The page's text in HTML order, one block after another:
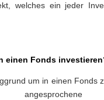
welches ein jeder
einen Fonds
um in einen Fonds